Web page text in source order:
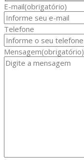
E-mail(obrigatório)
Telefone
Mensagem(obrigatório)